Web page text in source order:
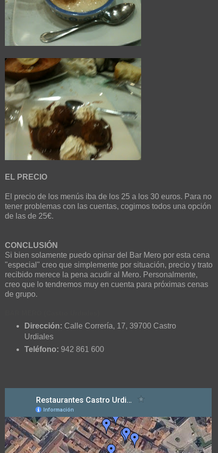
EL PRECIO
El precio de los menús iba de los 25 a los 30 euros. Para no
tener problemas con las cuentas, cogimos todos una opción
de las de 25€.
CONCLUSIÓN
Si bien solamente puedo opinar del Bar Mero por esta cena
"especial" creo que simplemente por situación, precio y trato
recibido merece la pena acudir al Mero. Personalmente,
creo que lo tendremos muy en cuenta para próximas cenas
de grupo.
Dirección: Calle Correría, 17, 39700 Castro
Urdiales
Teléfono: 942 861 600